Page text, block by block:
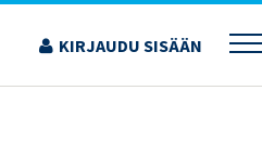
KIRJAUDU SISÄÄN
2024